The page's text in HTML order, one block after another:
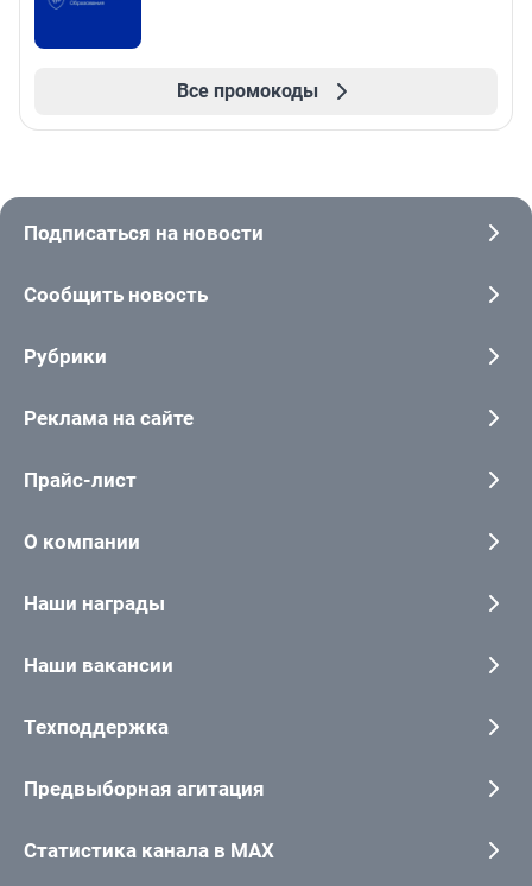
Все промокоды
Подписаться на новости
Сообщить новость
Рубрики
Реклама на сайте
Прайс-лист
О компании
Наши награды
Наши вакансии
Техподдержка
Предвыборная агитация
Статистика канала в MAX